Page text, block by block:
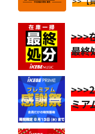
>>>
最終
ミア